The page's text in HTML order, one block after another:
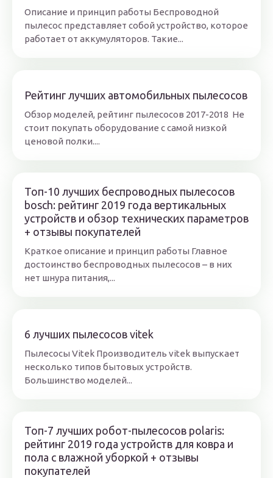
Описание и принцип работы Беспроводной
пылесос представляет собой устройство, которое
работает от аккумуляторов. Такие...
Рейтинг лучших автомобильных пылесосов
Обзор моделей, рейтинг пылесосов 2017-2018 Не
стоит покупать оборудование с самой низкой
ценовой полки....
Топ-10 лучших беспроводных пылесосов
bosch: рейтинг 2019 года вертикальных
устройств и обзор технических параметров
+ отзывы покупателей
Краткое описание и принцип работы Главное
достоинство беспроводных пылесосов – в них
нет шнура питания,...
6 лучших пылесосов vitek
Пылесосы Vitek Производитель vitek выпускает
несколько типов бытовых устройств.
Большинство моделей...
Топ-7 лучших робот-пылесосов polaris:
рейтинг 2019 года устройств для ковра и
пола с влажной уборкой + отзывы
покупателей